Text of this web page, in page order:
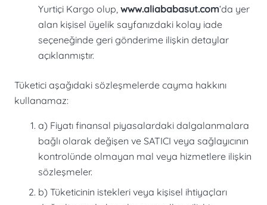
Yurtiçi Kargo olup, www.aliababasut.com​‘da yer
alan kişisel üyelik sayfanızdaki kolay iade
seçeneğinde geri gönderime ilişkin detaylar
açıklanmıştır.
Tüketici aşağıdaki sözleşmelerde cayma hakkını
kullanamaz:
a) Fiyatı finansal piyasalardaki dalgalanmalara
bağlı olarak değişen ve SATICI veya sağlayıcının
kontrolünde olmayan mal veya hizmetlere ilişkin
sözleşmeler.
b) Tüketicinin istekleri veya kişisel ihtiyaçları